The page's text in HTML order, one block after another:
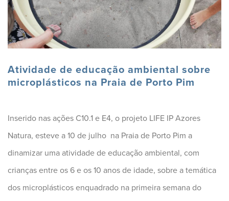
Atividade de educação ambiental sobre
microplásticos na Praia de Porto Pim
Inserido nas ações C10.1 e E4, o projeto LIFE IP Azores
Natura, esteve a 10 de julho na Praia de Porto Pim a
dinamizar uma atividade de educação ambiental, com
crianças entre os 6 e os 10 anos de idade, sobre a temática
dos microplásticos enquadrado na primeira semana do